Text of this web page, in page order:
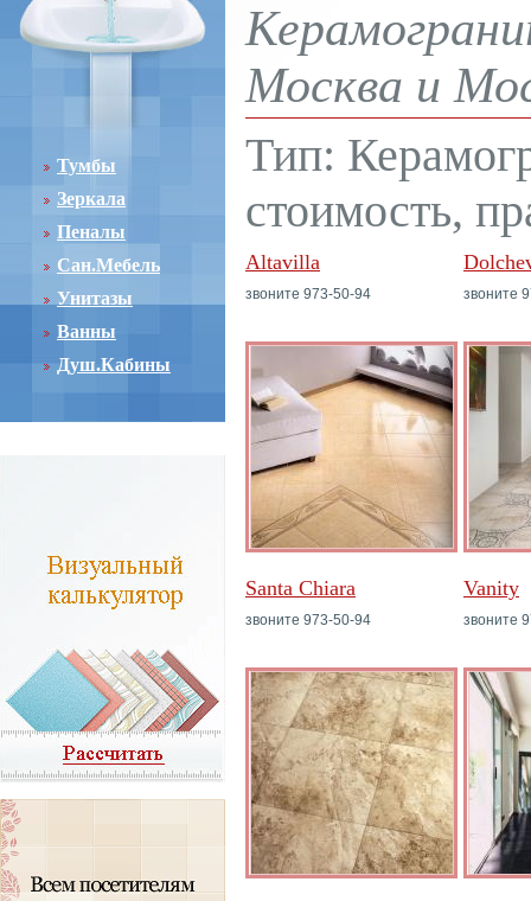
Тумбы
Зеркала
Пеналы
Сан.Мебель
Унитазы
Ванны
Душ.Кабины
Москва и
Тип:
стоимость,
Altavilla
звоните 973-50-94 звоните
Santa Chiara
звоните 973-50-94
Vanity
звоните